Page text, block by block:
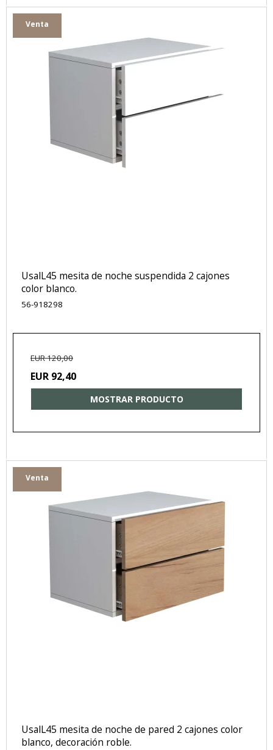
Venta
UsalL45 mesita de noche suspendida 2 cajones
color blanco.
56-918298
EUR 120,00
EUR 92,40
MOSTRAR PRODUCTO
Venta
UsalL45 mesita de noche de pared 2 cajones color
blanco, decoración roble.